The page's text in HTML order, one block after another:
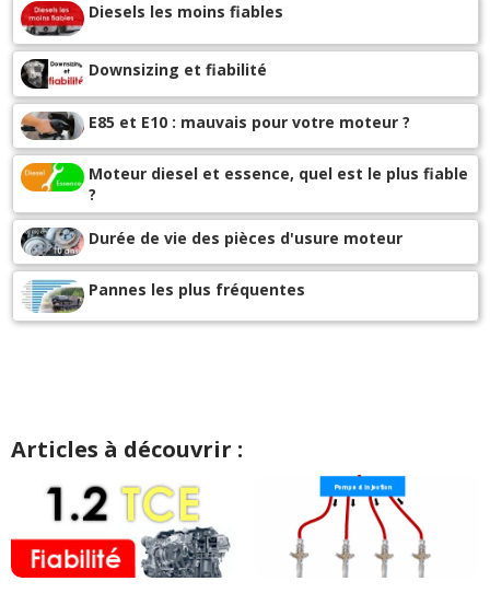
Diesels les moins fiables
Downsizing et fiabilité
E85 et E10 : mauvais pour votre moteur ?
Moteur diesel et essence, quel est le plus fiable
?
Durée de vie des pièces d'usure moteur
Pannes les plus fréquentes
Articles à découvrir :